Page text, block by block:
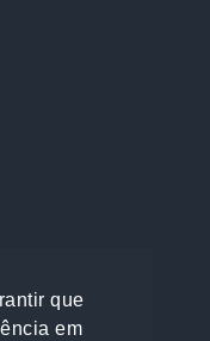
que
em